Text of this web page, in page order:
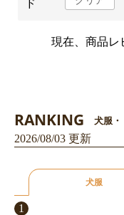
ド
現在、商品レ
RANKING 犬服・
2026/08/03 更新
犬服
1